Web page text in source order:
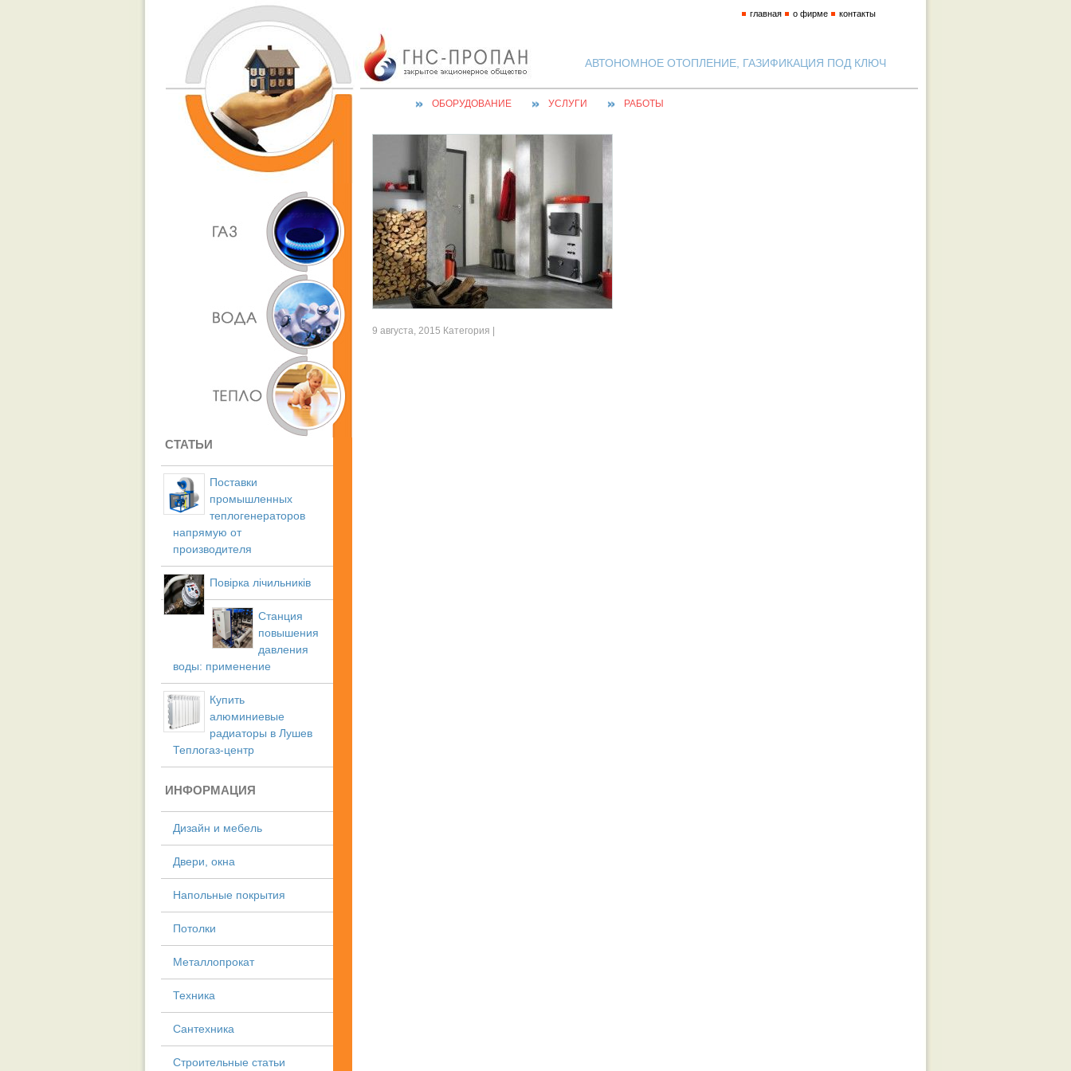
АВТОНОМНОЕ ОТОПЛЕНИЕ, ГАЗИФИКАЦИЯ ПОД КЛЮЧ
главная о фирме контакты
ОБОРУДОВАНИЕ УСЛУГИ РАБОТЫ
СТАТЬИ
Поставки
промышленных
теплогенераторов
напрямую от
производителя
Повірка лічильників
Станция
повышения
давления
воды: применение
Купить
алюминиевые
радиаторы в Лушев
Теплогаз-центр
ИНФОРМАЦИЯ
Дизайн и мебель
Двери, окна
Напольные покрытия
Потолки
Металлопрокат
Техника
Сантехника
Строительные статьи
9 августа, 2015 Категория |